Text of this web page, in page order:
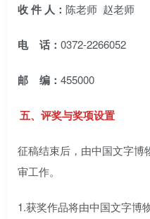
收件 人： 陈老师 赵老师
电 话： 0372-2266052
邮 编： 455000
五、评奖与奖项设置
征稿结束后，由中国文字博
审工作。
1.获奖作品将由中国文字博